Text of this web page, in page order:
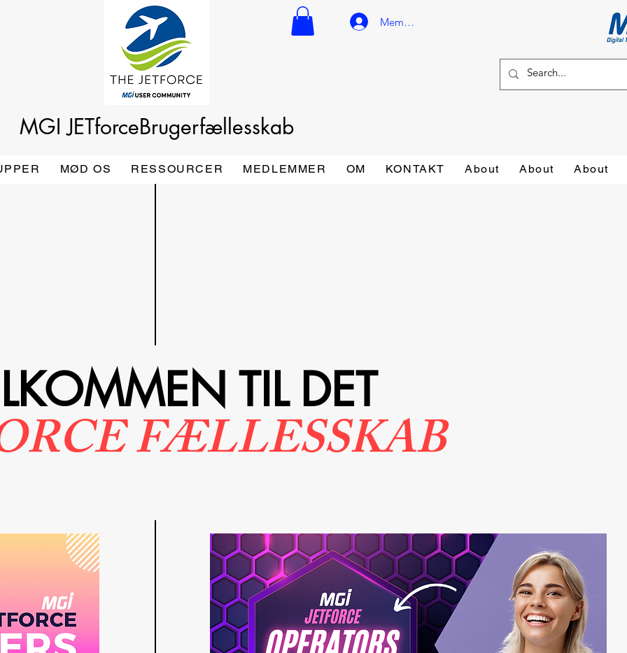
Member Login
MGI JETforceBrugerfællesskab
MØD OS RESSOURCER MEDLEMMER OM KONTAKT About About About
TIL DET
FÆLLESSKAB